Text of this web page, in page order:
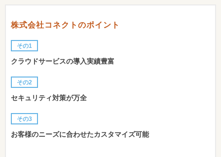
株式会社コネクトのポイント
その1
クラウドサービスの導入実績豊富
その2
セキュリティ対策が万全
その3
お客様のニーズに合わせたカスタマイズ可能